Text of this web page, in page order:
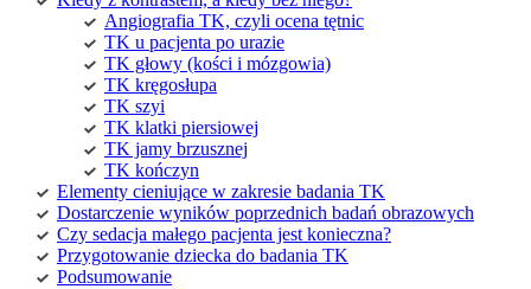
Angiografia TK, czyli ocena tętnic
TK u pacjenta po urazie
TK głowy (kości i mózgowia)
TK kręgosłupa
TK szyi
TK klatki piersiowej
TK jamy brzusznej
TK kończyn
Elementy cieniujące w zakresie badania TK
Dostarczenie wyników poprzednich badań obrazowych
Czy sedacja małego pacjenta jest konieczna?
Przygotowanie dziecka do badania TK
Podsumowanie